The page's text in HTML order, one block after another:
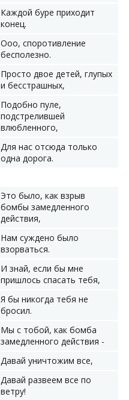
Каждой буре приходит
конец.
Ооо, споротивление
бесполезно.
Просто двое детей, глупых
и бесстрашных,
Подобно пуле,
подстрелившей
влюбленного,
Для нас отсюда только
одна дорога.
Это было, как взрыв
бомбы замедленного
действия,
Нам суждено было
взорваться.
И знай, если бы мне
пришлось спасать тебя,
Я бы никогда тебя не
бросил.
Мы с тобой, как бомба
замедленного действия -
Давай уничтожим все,
Давай развеем все по
ветру!